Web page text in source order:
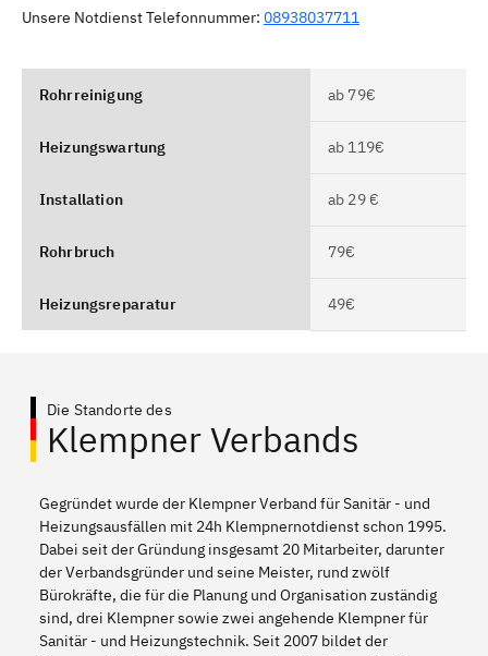
Unsere Notdienst Telefonnummer: 08938037711
Rohrreinigung ab 79€
Heizungswartung ab 119€
Installation ab 29 €
Rohrbruch 79€
Heizungsreparatur 49€
Die Standorte des
Klempner Verbands
Gegründet wurde der Klempner Verband für Sanitär - und
Heizungsausfällen mit 24h Klempnernotdienst schon 1995.
Dabei seit der Gründung insgesamt 20 Mitarbeiter, darunter
der Verbandsgründer und seine Meister, rund zwölf
Bürokräfte, die für die Planung und Organisation zuständig
sind, drei Klempner sowie zwei angehende Klempner für
Sanitär - und Heizungstechnik. Seit 2007 bildet der